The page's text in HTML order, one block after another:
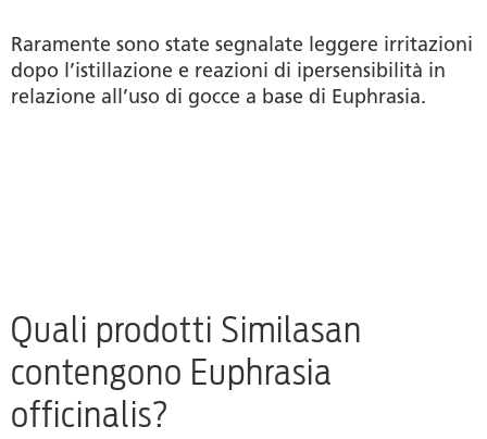
Raramente sono state segnalate leggere irritazioni
dopo l’istillazione e reazioni di ipersensibilità in
relazione all’uso di gocce a base di Euphrasia.
Quali prodotti Similasan
contengono Euphrasia
officinalis?